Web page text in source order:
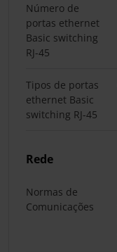
Número de
portas ethernet
Basic switching
RJ-45
Tipos de portas
ethernet Basic
switching RJ-45
Rede
Normas de
Comunicações